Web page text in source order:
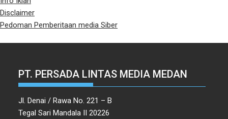
Disclaimer
Pedoman Pemberitaan media Siber
PT. PERSADA LINTAS MEDIA MEDAN
Jl. Denai / Rawa No. 221 – B
Tegal Sari Mandala II 20226